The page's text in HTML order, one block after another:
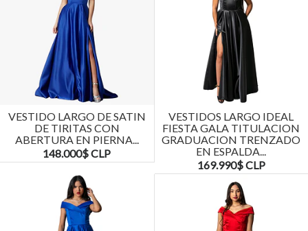
VESTIDO LARGO DE SATIN
DE TIRITAS CON
ABERTURA EN PIERNA...
148.000$ CLP
VESTIDOS LARGO IDEAL
FIESTA GALA TITULACION
GRADUACION TRENZADO
EN ESPALDA...
169.990$ CLP